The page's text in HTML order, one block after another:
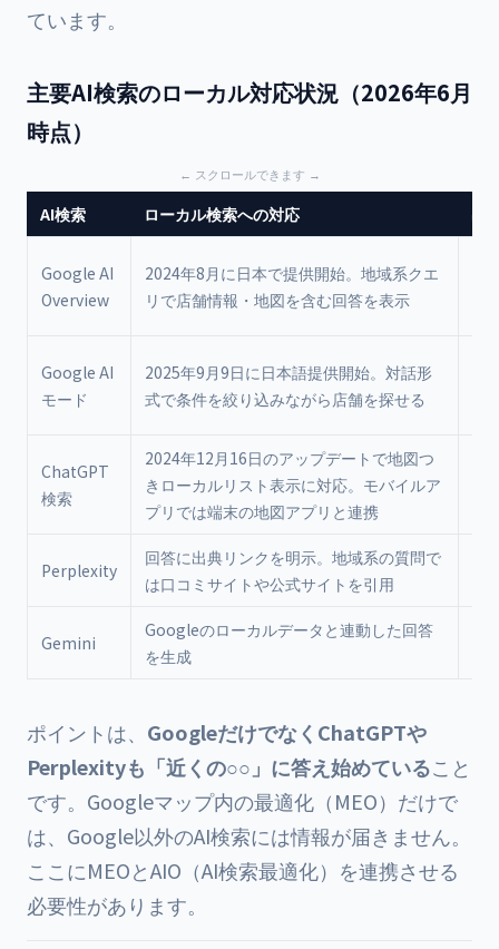
ています。
主要AI検索のローカル対応状況（2026年6月
時点）
AI検索 ローカル検索への対応
Google AI
Overview
2024年8月に日本で提供開始。地域系クエ
リで店舗情報・地図を含む回答を表示
Google AI
モード
2025年9月9日に日本語提供開始。対話形
式で条件を絞り込みながら店舗を探せる
ChatGPT
検索
2024年12月16日のアップデートで地図つ
きローカルリスト表示に対応。モバイルア
プリでは端末の地図アプリと連携
Perplexity
回答に出典リンクを明示。地域系の質問で
は口コミサイトや公式サイトを引用
Gemini
Googleのローカルデータと連動した回答
を生成
ポイントは、 GoogleだけでなくChatGPTや
Perplexityも「近くの○○」に答え始めていること
です。Googleマップ内の最適化（MEO）だけで
は、Google以外のAI検索には情報が届きません。
ここにMEOとAIO（AI検索最適化）を連携させる
必要性があります。